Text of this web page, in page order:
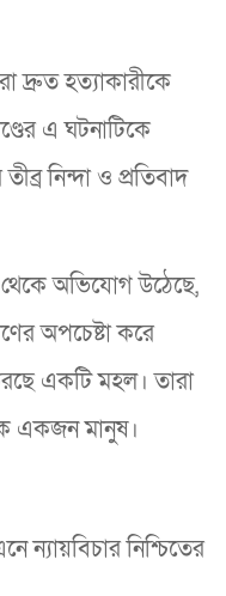
দ্রুত হত্যাকারীকে
এ ঘটনাটিকে
নিন্দা ও প্রতিবাদ
অভিযোগ উঠেছে,
অপচেষ্টা করে
একটি মহল। তারা
একজন মানুষ।
নিশ্চিতের